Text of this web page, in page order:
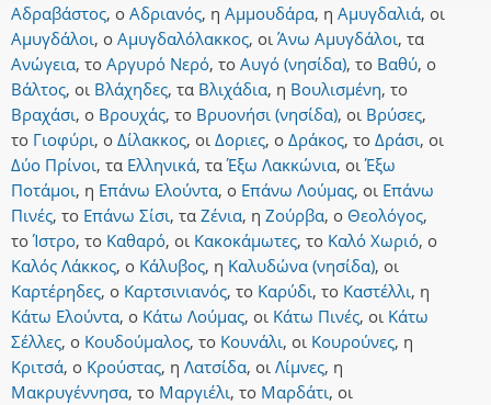
Αδραβάστος, ο Αδριανός, η Αμμουδάρα, η Αμυγδαλιά, οι
Αμυγδάλοι, ο Αμυγδαλόλακκος, οι Άνω Αμυγδάλοι, τα
Ανώγεια, το Αργυρό Νερό, το Αυγό (νησίδα), το Βαθύ, ο
Βάλτος, οι Βλάχηδες, τα Βλιχάδια, η Βουλισμένη, το
Βραχάσι, ο Βρουχάς, το Βρυονήσι (νησίδα), οι Βρύσες,
το Γιοφύρι, ο Δίλακκος, οι Δοριες, ο Δράκος, το Δράσι, οι
Δύο Πρίνοι, τα Ελληνικά, τα Έξω Λακκώνια, οι Έξω
Ποτάμοι, η Επάνω Ελούντα, ο Επάνω Λούμας, οι Επάνω
Πινές, το Επάνω Σίσι, τα Ζένια, η Ζούρβα, ο Θεολόγος,
το Ίστρο, το Καθαρό, οι Κακοκάμωτες, το Καλό Χωριό, ο
Καλός Λάκκος, ο Κάλυβος, η Καλυδώνα (νησίδα), οι
Καρτέρηδες, ο Καρτσινιανός, το Καρύδι, το Καστέλλι, η
Κάτω Ελούντα, ο Κάτω Λούμας, οι Κάτω Πινές, οι Κάτω
Σέλλες, ο Κουδούμαλος, το Κουνάλι, οι Κουρούνες, η
Κριτσά, ο Κρούστας, η Λατσίδα, οι Λίμνες, η
Μακρυγέννησα, το Μαργιέλι, το Μαρδάτι, οι